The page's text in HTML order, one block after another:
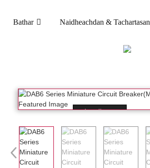
Bathar Naidheachdan & Tachartasan
Loading...